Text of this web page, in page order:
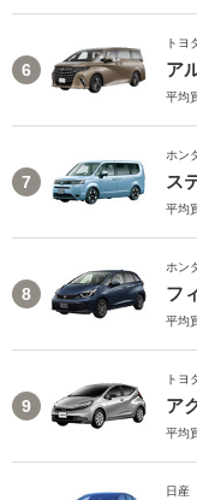
6
トヨ
ア
平均
7
ホン
ス
平均
8
ホン
フ
平均
9
トヨ
ア
平均
日産